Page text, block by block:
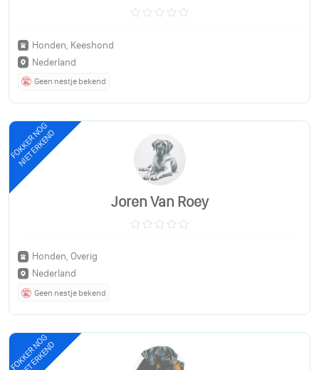
Honden, Keeshond
Nederland
Geen nestje bekend
FOKKER NOG
NIET ERKEND
Joren Van Roey
Honden, Overig
Nederland
Geen nestje bekend
FOKKER NOG
NIET ERKEND